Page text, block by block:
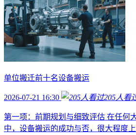
单位搬迁前十名设备搬运
2026-07-21 16:30 205人看
第一项：前期规划与细致评估 在任何
中，设备搬运的成功与否，很大程度